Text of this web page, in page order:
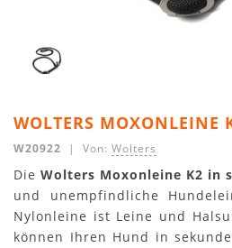
WOLTERS MOXONLEINE
W20922 | Von: Wolters
Die Wolters Moxonleine K2 in
und unempfindliche
Nylonleine ist Leine und
können Ihren Hund in